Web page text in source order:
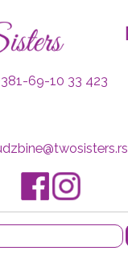
69-10 33 423